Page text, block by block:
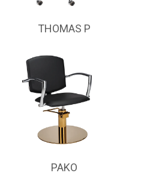
THOMAS P
PAKO